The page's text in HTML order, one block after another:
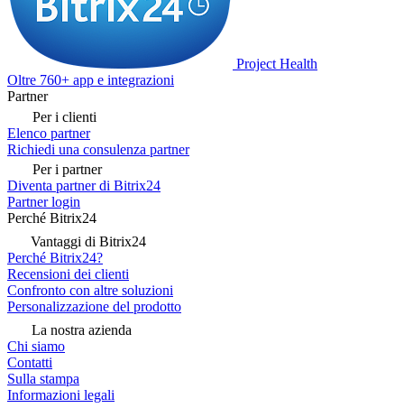
Project Health
Oltre 760+ app e integrazioni
Partner
Per i clienti
Elenco partner
Richiedi una consulenza partner
Per i partner
Diventa partner di Bitrix24
Partner login
Perché Bitrix24
Vantaggi di Bitrix24
Perché Bitrix24?
Recensioni dei clienti
Confronto con altre soluzioni
Personalizzazione del prodotto
La nostra azienda
Chi siamo
Contatti
Sulla stampa
Informazioni legali